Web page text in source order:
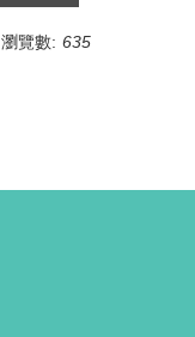
瀏覽數: 635